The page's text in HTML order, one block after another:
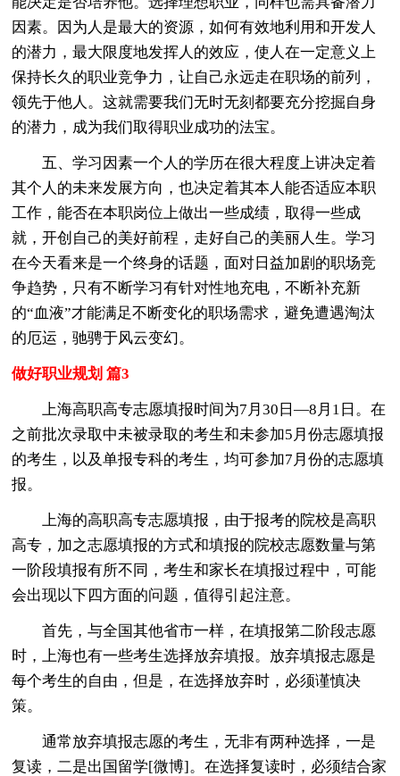
因素。因为人是最大的资源，如何有效地利用和开发人
的潜力，最大限度地发挥人的效应，使人在一定意义上
保持长久的职业竞争力，让自己永远走在职场的前列，
领先于他人。这就需要我们无时无刻都要充分挖掘自身
的潜力，成为我们取得职业成功的法宝。
五、学习因素一个人的学历在很大程度上讲决定着
其个人的未来发展方向，也决定着其本人能否适应本职
工作，能否在本职岗位上做出一些成绩，取得一些成
就，开创自己的美好前程，走好自己的美丽人生。学习
在今天看来是一个终身的话题，面对日益加剧的职场竞
争趋势，只有不断学习有针对性地充电，不断补充新
的“血液”才能满足不断变化的职场需求，避免遭遇淘汰
的厄运，驰骋于风云变幻。
做好职业规划 篇3
上海高职高专志愿填报时间为7月30日—8月1日。在
之前批次录取中未被录取的考生和未参加5月份志愿填报
的考生，以及单报专科的考生，均可参加7月份的志愿填
报。
上海的高职高专志愿填报，由于报考的院校是高职
高专，加之志愿填报的方式和填报的院校志愿数量与第
一阶段填报有所不同，考生和家长在填报过程中，可能
会出现以下四方面的问题，值得引起注意。
首先，与全国其他省市一样，在填报第二阶段志愿
时，上海也有一些考生选择放弃填报。放弃填报志愿是
每个考生的自由，但是，在选择放弃时，必须谨慎决
策。
通常放弃填报志愿的考生，无非有两种选择，一是
复读，二是出国留学[微博]。在选择复读时，必须结合家